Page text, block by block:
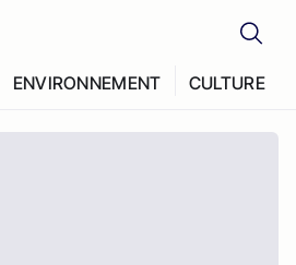
ENVIRONNEMENT CULTURE